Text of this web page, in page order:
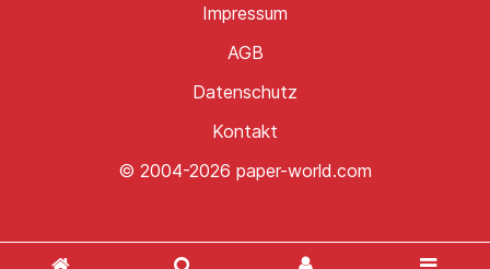
© 2004-2026 paper-world.com
Kontakt
Datenschutz
AGB
Impressum